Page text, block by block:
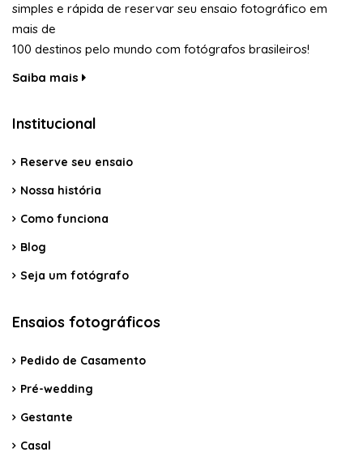
simples e rápida de reservar seu ensaio fotográfico em
mais de
100 destinos pelo mundo com fotógrafos brasileiros!
Saiba mais
Institucional
Reserve seu ensaio
Nossa história
Como funciona
Blog
Seja um fotógrafo
Ensaios fotográficos
Pedido de Casamento
Pré-wedding
Gestante
Casal